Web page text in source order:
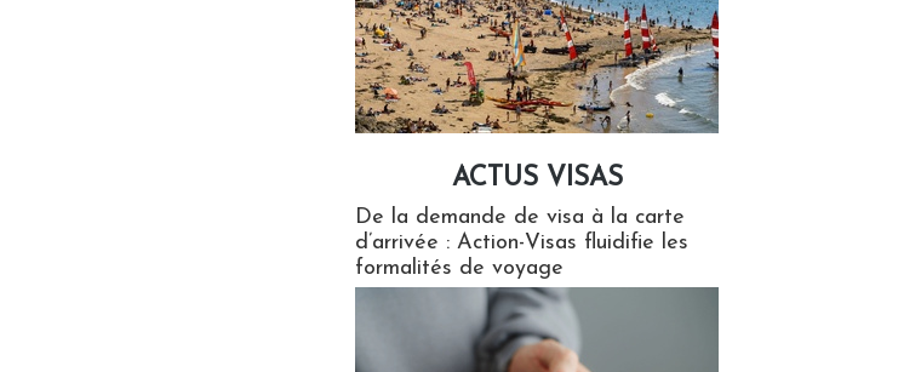
ACTUS VISAS
De la demande de visa à la carte
d’arrivée : Action-Visas fluidifie les
formalités de voyage